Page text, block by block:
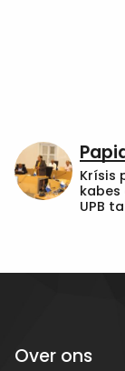
Krísis
kabes
UPB
Over ons